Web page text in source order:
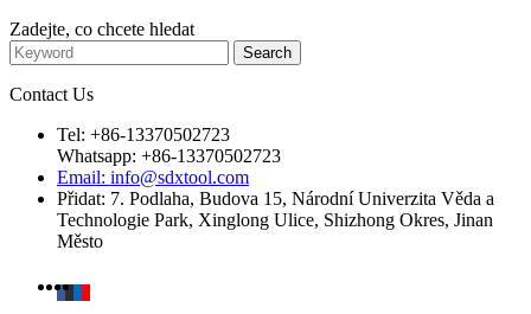
Zadejte, co chcete hledat
Contact Us
Tel: +86-13370502723
Whatsapp: +86-13370502723
Email: info@sdxtool.com
Přidat: 7. Podlaha, Budova 15, Národní Univerzita Věda a
Technologie Park, Xinglong Ulice, Shizhong Okres, Jinan
Město